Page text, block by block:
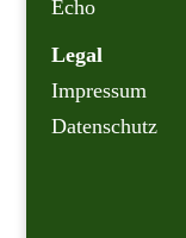
Echo
Legal
Impressum
Datenschutz